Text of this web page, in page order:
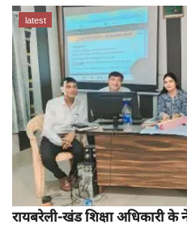
latest
रायबरेली-खंड शिक्षा अधिकारी